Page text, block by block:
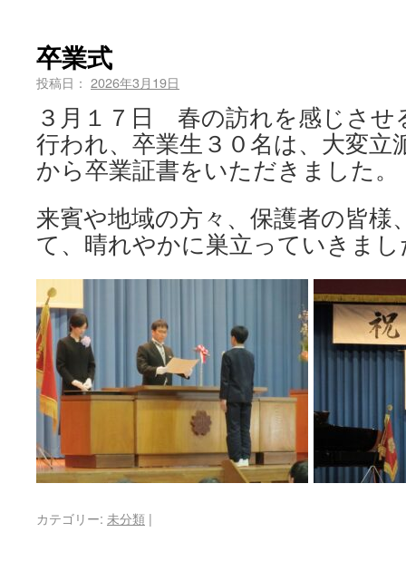
卒業式
投稿日： 2026年3月19日
３月１７日 春の訪れを感じさせ
行われ、卒業生３０名は、大変立
から卒業証書をいただきました。
来賓や地域の方々、保護者の皆様
て、晴れやかに巣立っていきまし
カテゴリー: 未分類 |